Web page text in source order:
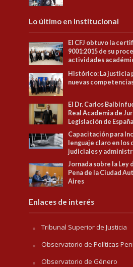
Lo último en Institucional
El CFJ obtuvo la
9001:2015 de su
actividades
Histórico: La justicia
nuevas
El Dr. Carlos Balbín
Real Academia de
Legislación de España
Capacitación para
lenguaje claro en los
judiciales y
Jornada sobre la Ley
Pena de la Ciudad
Aires
Enlaces de interés
Tribunal Superior de Justicia
Observatorio de Políticas
Observatorio de Género